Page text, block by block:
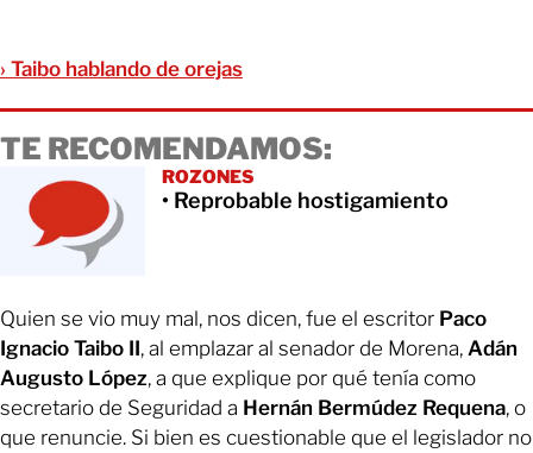
› Taibo hablando de orejas
TE RECOMENDAMOS:
ROZONES
• Reprobable hostigamiento
Quien se vio muy mal, nos dicen, fue el escritor Paco
Ignacio Taibo II, al emplazar al senador de Morena, Adán
Augusto López, a que explique por qué tenía como
secretario de Seguridad a Hernán Bermúdez Requena, o
que renuncie. Si bien es cuestionable que el legislador no